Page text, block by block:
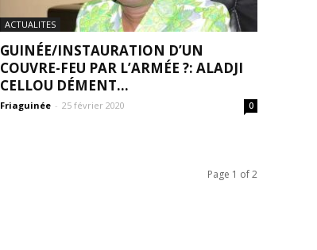
ACTUALITES
GUINÉE/INSTAURATION D’UN
COUVRE-FEU PAR L’ARMÉE ?: ALADJI
CELLOU DÉMENT…
Friaguinée - 25 février 2020 0
Page 1 of 2